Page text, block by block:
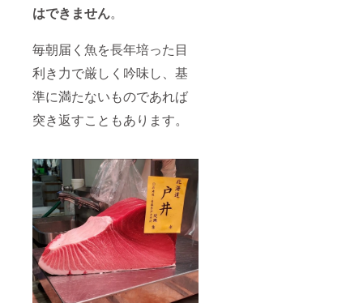
はできません。
毎朝届く魚を長年培った目
利き力で厳しく吟味し、基
準に満たないものであれば
突き返すこともあります。